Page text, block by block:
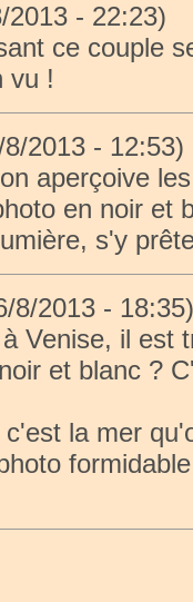
-
ce couple
vu !
2013 -
aperçoive
en noir et
s'y
2013 -
Venise, il est
et blanc ?
la mer